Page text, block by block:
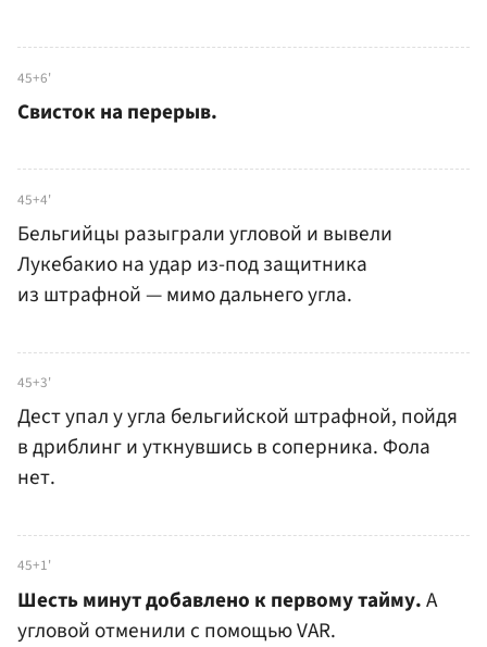
45+6'
Свисток на перерыв.
45+4'
Бельгийцы разыграли угловой и вывели
Лукебакио на удар из-под защитника
из штрафной — мимо дальнего угла.
45+3'
Дест упал у угла бельгийской штрафной, пойдя
в дриблинг и уткнувшись в соперника. Фола
нет.
45+1'
Шесть минут добавлено к первому тайму.А
угловой отменили с помощью VAR.